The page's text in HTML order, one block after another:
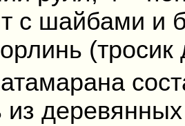
с шайбами и
из